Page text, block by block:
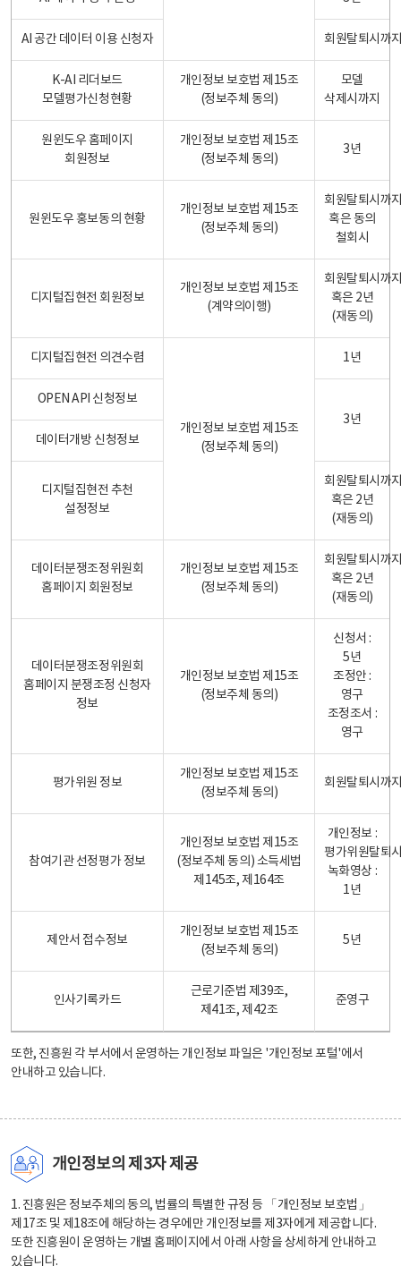
AI 공간 데이터 이용 신청자 회원탈퇴시까
K-AI 리더보드
모델평가신청현황
개인정보 보호법 제15조
(정보주체 동의)
모델
삭제시까지
원윈도우 홈페이지
회원정보
개인정보 보호법 제15조
(정보주체 동의)
3년
원윈도우 홍보동의 현황
개인정보 보호법 제15조
(정보주체 동의)
회원탈퇴시까
혹은 동의
철회시
디지털집현전 회원정보
개인정보 보호법 제15조
(계약의이행)
회원탈퇴시까
혹은 2년
(재동의)
디지털집현전 의견수렴
개인정보 보호법 제15조
(정보주체 동의)
1년
OPEN API 신청정보
3년
데이터개방 신청정보
디지털집현전 추천
설정정보
회원탈퇴시까
혹은 2년
(재동의)
데이터분쟁조정위원회
홈페이지 회원정보
개인정보 보호법 제15조
(정보주체 동의)
회원탈퇴시까
혹은 2년
(재동의)
데이터분쟁조정위원회
홈페이지 분쟁조정 신청자
정보
개인정보 보호법 제15조
(정보주체 동의)
신청서 :
5년
조정안 :
영구
조정조서 :
영구
평가위원 정보
개인정보 보호법 제15조
(정보주체 동의)
회원탈퇴시까
참여기관 선정평가 정보
개인정보 보호법 제15조
(정보주체 동의) 소득세법
제145조, 제164조
개인정보 :
평가위원탈퇴
녹화영상 :
1년
제안서 접수정보
개인정보 보호법 제15조
(정보주체 동의)
5년
인사기록카드
근로기준법 제39조,
제41조, 제42조
준영구
또한, 진흥원 각 부서에서 운영하는 개인정보 파일은 '개인정보 포털'에서
안내하고 있습니다.
개인정보의 제3자 제공
1. 진흥원은 정보주체의 동의, 법률의 특별한 규정 등 「개인정보 보호법」
제17조 및 제18조에 해당하는 경우에만 개인정보를 제3자에게 제공합니다.
또한 진흥원이 운영하는 개별 홈페이지에서 아래 사항을 상세하게 안내하고
있습니다.